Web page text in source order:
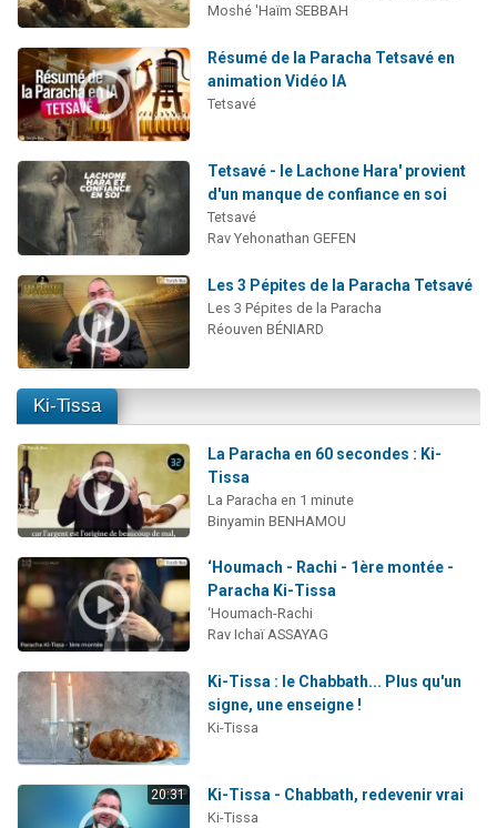
Moshé 'Haïm SEBBAH
Résumé de la Paracha Tetsavé en
animation Vidéo IA
Tetsavé
Tetsavé - le Lachone Hara' provient
d'un manque de confiance en soi
Tetsavé
Rav Yehonathan GEFEN
Les 3 Pépites de la Paracha Tetsavé
Les 3 Pépites de la Paracha
Réouven BÉNIARD
Ki-Tissa
La Paracha en 60 secondes : Ki-
Tissa
La Paracha en 1 minute
Binyamin BENHAMOU
‘Houmach - Rachi - 1ère montée -
Paracha Ki-Tissa
‘Houmach-Rachi
Rav Ichaï ASSAYAG
Ki-Tissa : le Chabbath... Plus qu'un
signe, une enseigne !
Ki-Tissa
20:31 Ki-Tissa - Chabbath, redevenir vrai
Ki-Tissa